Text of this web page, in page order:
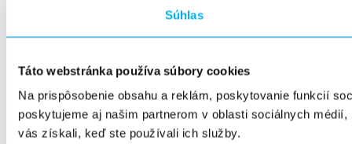
Súhlas
Táto webstránka používa súbory cookies
Na prispôsobenie obsahu a reklám, poskytovanie funkcií
poskytujeme aj našim partnerom v oblasti sociálnych
vás získali, keď ste používali ich služby.